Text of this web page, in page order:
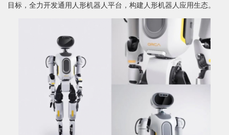
目标，全力开发通用人形机器人平台，构建人形机器人应用生态。